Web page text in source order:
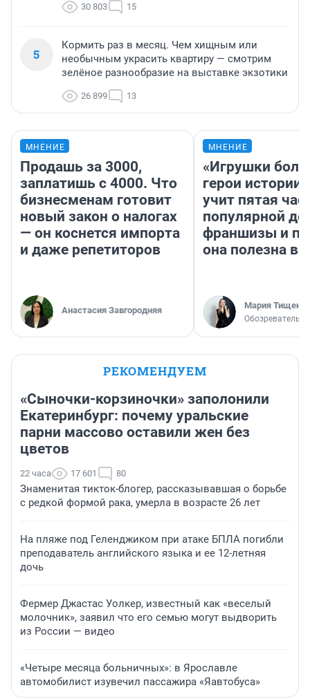
30 803 15
5
Кормить раз в месяц. Чем хищным или
необычным украсить квартиру — смотрим
зелёное разнообразие на выставке экзотики
26 899 13
МНЕНИЕ
Продашь за 3000,
заплатишь с 4000. Что
бизнесменам готовит
новый закон о налогах
— он коснется импорта
и даже репетиторов
Анастасия Завгородняя
МНЕНИЕ
«Игрушки
герои
учит пятая
популярной
франшизы и
она полезна
Мария Тищенко
Обозреватель
РЕКОМЕНДУЕМ
«Сыночки-корзиночки» заполонили
Екатеринбург: почему уральские
парни массово оставили жен без
цветов
22 часа 17 601 80
Знаменитая тикток-блогер, рассказывавшая о борьбе
с редкой формой рака, умерла в возрасте 26 лет
На пляже под Геленджиком при атаке БПЛА погибли
преподаватель английского языка и ее 12-летняя
дочь
Фермер Джастас Уолкер, известный как «веселый
молочник», заявил что его семью могут выдворить
из России — видео
«Четыре месяца больничных»: в Ярославле
автомобилист изувечил пассажира «Яавтобуса»